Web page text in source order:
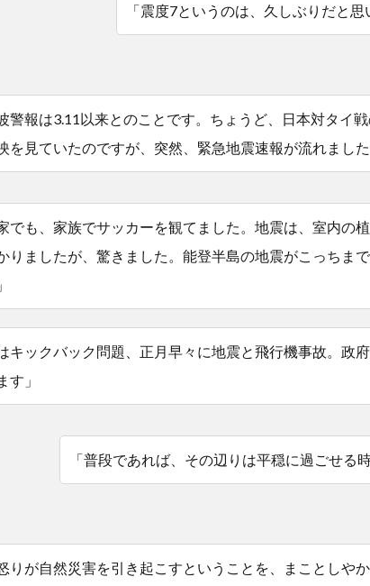
「震度7というのは、久しぶりだと
警報は3.11以来とのことです。ちょうど、日本対タイ
を見ていたのですが、突然、緊急地震速報が流れました
でも、家族でサッカーを観てました。地震は、室内の
りましたが、驚きました。能登半島の地震がこっちま
キックバック問題、正月早々に地震と飛行機事故。政
す」
「普段であれば、その辺りは平穏に過ごせる
りが自然災害を引き起こすということを、まことしや